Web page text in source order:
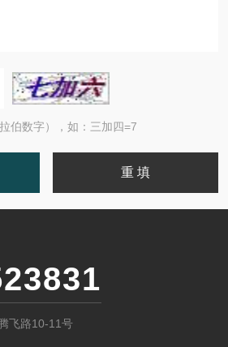
伯数字），如：三加四=7
飞路10-11号